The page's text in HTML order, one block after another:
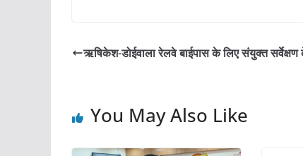
e
o
k
er l s
p
e
ऋषिकेश-डोईवाला रेलवे बाईपास के लिए संयुक्त सर्वेक्षण
You May Also Like